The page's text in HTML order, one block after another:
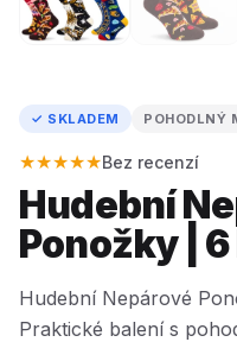
✓ SKLADEM POHODLNÝ
★★★★★Bez recenzí
Hudební
Ponožky |
Hudební Nepárové
Praktické balení s